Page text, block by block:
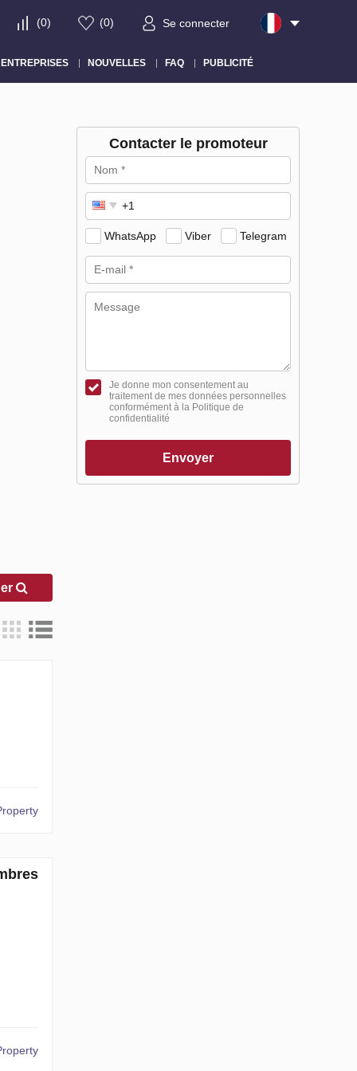
(0) (0) Se connecter
ENTREPRISES NOUVELLES FAQ PUBLICITÉ
Contacter le promoteur
WhatsApp Viber Telegram
Je donne mon consentement au
traitement de mes données personnelles
conformément à la Politique de
confidentialité
Envoyer